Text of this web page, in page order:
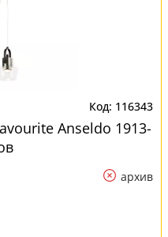
116343
Anseldo 1913-
архив